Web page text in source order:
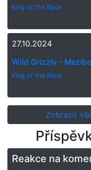
King of the Race
27.10.2024
Wild Grizzly -
King of the Race
Zobrazit
Reakce na